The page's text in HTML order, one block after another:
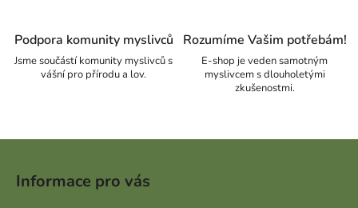
Podpora komunity myslivců
Jsme součástí komunity myslivců s
vášní pro přírodu a lov.
Rozumíme Vašim potřebám!
E-shop je veden samotným
myslivcem s dlouholetými
zkušenostmi.
Informace pro vás